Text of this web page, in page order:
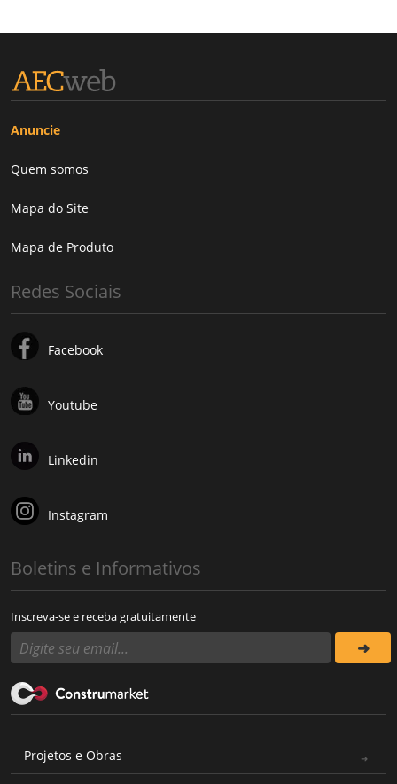
Anuncie
Quem somos
Mapa do Site
Mapa de Produto
Redes Sociais
Facebook
Youtube
Linkedin
Instagram
Boletins e Informativos
Inscreva-se e receba gratuitamente
Projetos e Obras